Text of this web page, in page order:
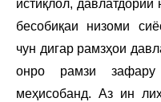
истиқлол,
бесобиқаи низоми
чун дигар рамзҳои
онро рамзи зафару
меҳисобанд. Аз ин